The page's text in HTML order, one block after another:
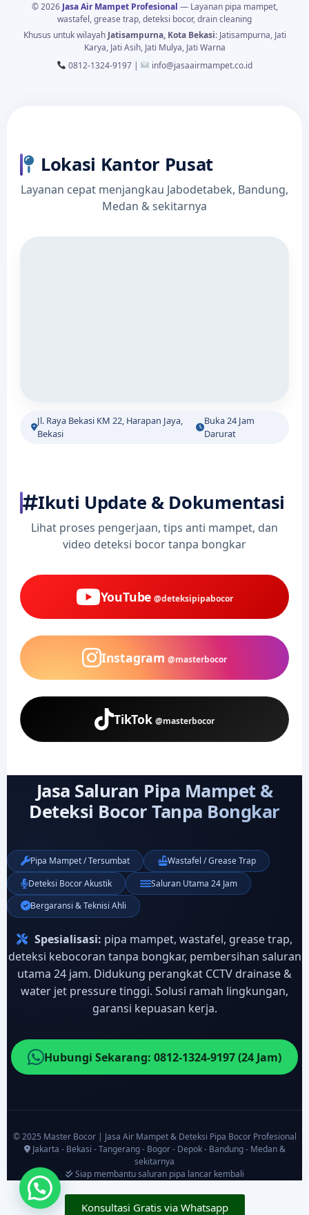
© 2026 Jasa Air Mampet Profesional — Layanan pipa mampet,
wastafel, grease trap, deteksi bocor, drain cleaning
Khusus untuk wilayah Jatisampurna, Kota Bekasi: Jatisampurna, Jati
Karya, Jati Asih, Jati Mulya, Jati Warna
0812-1324-9197 |
info@jasaairmampet.co.id
Lokasi Kantor Pusat
Layanan cepat menjangkau Jabodetabek, Bandung,
Medan & sekitarnya
Jl. Raya Bekasi KM 22, Harapan Jaya,
Bekasi
Buka 24 Jam
Darurat
Ikuti Update & Dokumentasi
Lihat proses pengerjaan, tips anti mampet, dan
video deteksi bocor tanpa bongkar
YouTube @deteksipipabocor
Instagram @masterbocor
TikTok @masterbocor
Jasa Saluran Pipa Mampet &
Deteksi Bocor Tanpa Bongkar
Pipa Mampet / Tersumbat
Wastafel / Grease Trap
Deteksi Bocor Akustik
Saluran Utama 24 Jam
Bergaransi & Teknisi Ahli
Spesialisasi: pipa mampet, wastafel, grease trap,
deteksi kebocoran tanpa bongkar, pembersihan saluran
utama 24 jam. Didukung perangkat CCTV drainase &
water jet pressure tinggi. Solusi ramah lingkungan,
garansi kepuasan kerja.
Hubungi Sekarang: 0812-1324-9197 (24 Jam)
© 2025 Master Bocor | Jasa Air Mampet & Deteksi Pipa Bocor Profesional
Jakarta - Bekasi - Tangerang - Bogor - Depok - Bandung - Medan &
sekitarnya
Siap membantu saluran pipa lancar kembali
Konsultasi Gratis via Whatsapp